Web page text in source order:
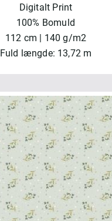
Digitalt Print
100% Bomuld
112 cm | 140 g/m2
Fuld længde: 13,72 m